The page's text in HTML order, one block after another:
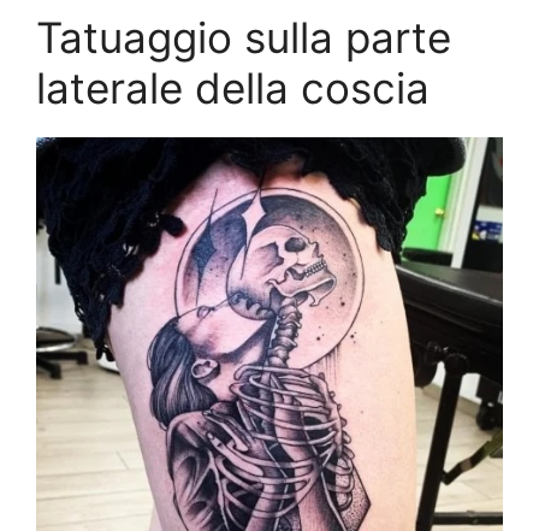
Tatuaggio sulla parte
laterale della coscia